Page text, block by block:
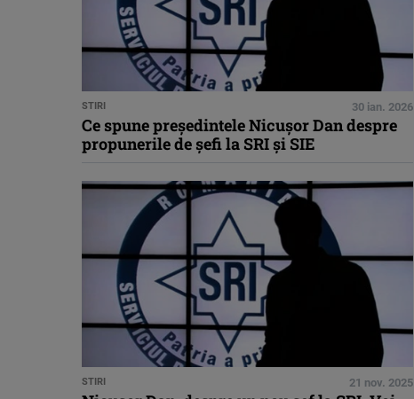
STIRI 30 ian. 2026
Ce spune președintele Nicușor Dan despre
propunerile de şefi la SRI şi SIE
STIRI 21 nov. 2025